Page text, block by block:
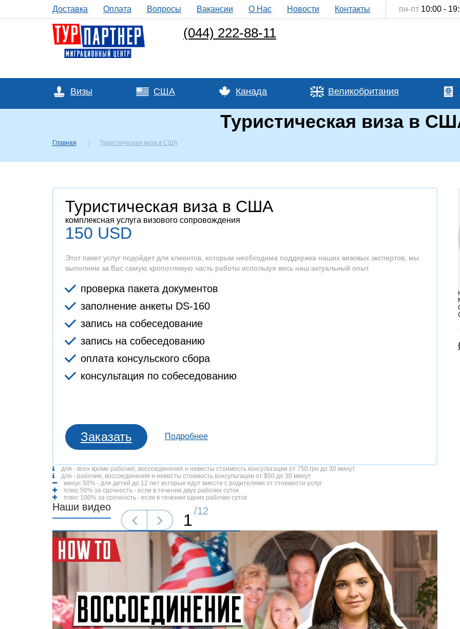
Доставка Оплата Вопросы Вакансии О Нас Новости Контакты пн-пт 10:00 -
(044) 222-88-11
Визы США Канада Великобритания
Туристическая виза в
Главная Туристическая виза в США
Туристическая виза в США
комплексная услуга визового сопровождения
150 USD
Этот пакет услуг подойдет для клиентов, которым необходима поддержка наших визовых экспертов, мы
выполним за Вас самую кропотливую часть работы используя весь наш актуальный опыт.
проверка пакета документов
заполнение анкеты DS-160
запись на собеседование
запись на собеседованию
оплата консульского сбора
консультация по собеседованию
Заказать Подробнее
для - всех кроме рабочие, воссоединения и невесты стоимость консультации от 750 грн до 30 минут
для - рабочие, воссоединения и невесты стоимость консультации от $50 до 30 минут
минус 50% - для детей до 12 лет которые едут вместе с родителями от стоимости услуг
плюс 50% за срочность - если в течении двух рабочих суток
плюс 100% за срочность - если в течении одних рабочих суток
Наши видео
1/12